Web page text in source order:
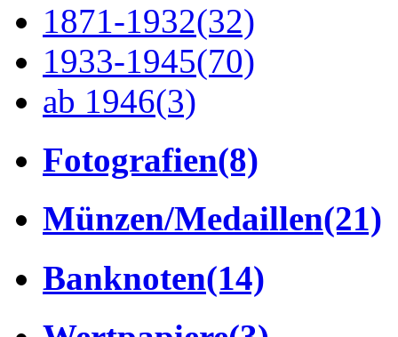
1871-1932(32)
1933-1945(70)
ab 1946(3)
Fotografien(8)
Münzen/Medaillen(21)
Banknoten(14)